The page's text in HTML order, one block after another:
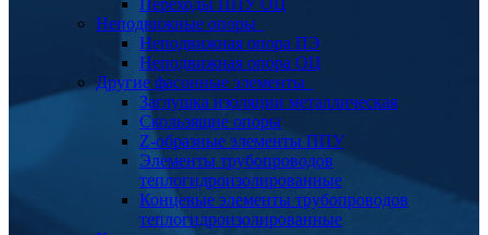
Переходы ППУ ОЦ
Неподвижные опоры
Неподвижная опора ПЭ
Неподвижная опора ОЦ
Другие фасонные элементы
Заглушка изоляции металлическая
Скользящие опоры
Z-образные элементы ППУ
Элементы трубопроводов
теплогидроизолированные
Концевые элементы трубопроводов
теплогидроизолированные